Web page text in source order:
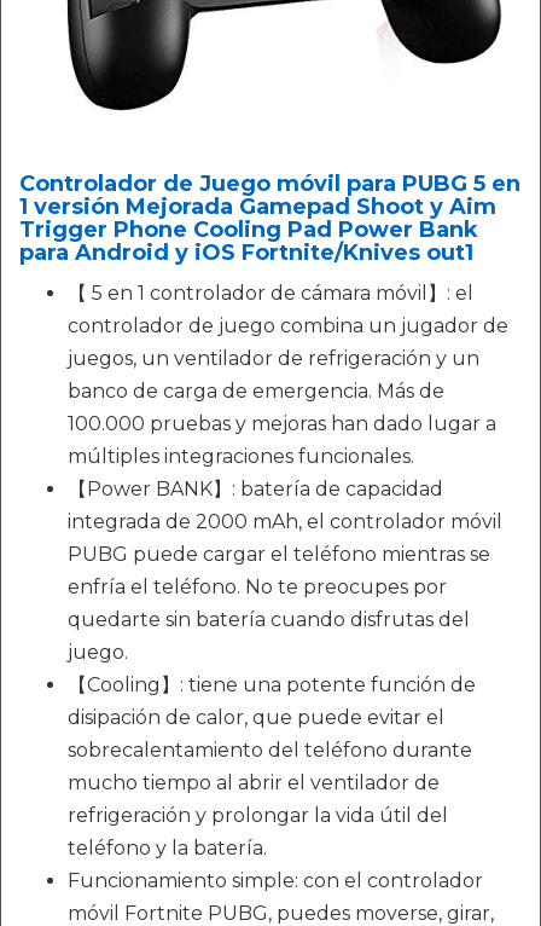
Controlador de Juego móvil para PUBG 5 en
1 versión Mejorada Gamepad Shoot y Aim
Trigger Phone Cooling Pad Power Bank
para Android y iOS Fortnite/Knives out1
【 5 en 1 controlador de cámara móvil】: el
controlador de juego combina un jugador de
juegos, un ventilador de refrigeración y un
banco de carga de emergencia. Más de
100.000 pruebas y mejoras han dado lugar a
múltiples integraciones funcionales.
【Power BANK】: batería de capacidad
integrada de 2000 mAh, el controlador móvil
PUBG puede cargar el teléfono mientras se
enfría el teléfono. No te preocupes por
quedarte sin batería cuando disfrutas del
juego.
【Cooling】: tiene una potente función de
disipación de calor, que puede evitar el
sobrecalentamiento del teléfono durante
mucho tiempo al abrir el ventilador de
refrigeración y prolongar la vida útil del
teléfono y la batería.
Funcionamiento simple: con el controlador
móvil Fortnite PUBG, puedes moverse, girar,